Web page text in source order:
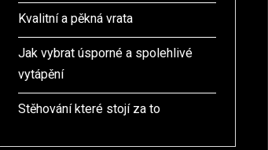
Kvalitní a pěkná vrata
Jak vybrat úsporné a spolehlivé
vytápění
Stěhování které stojí za to